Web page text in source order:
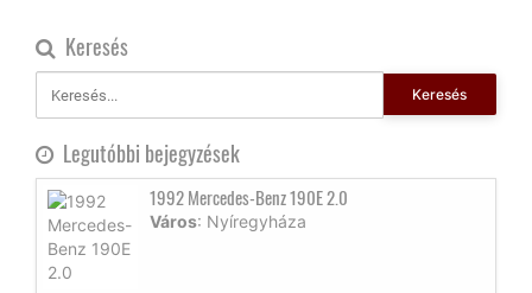
Keresés
Keresés
Legutóbbi bejegyzések
1992 Mercedes-Benz 190E 2.0
Város: Nyíregyháza